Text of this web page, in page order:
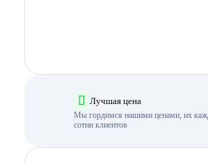
Лучшая цена
Мы гордимся нашими ценами, их
сотни клиентов